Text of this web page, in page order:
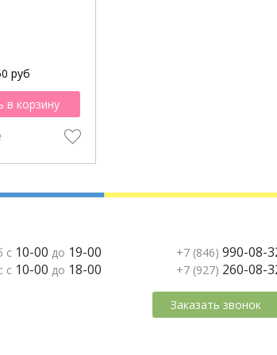
руб
в корзину
с 10-00 до 19-00
с 10-00 до 18-00
+7 (846) 990-08-
+7 (927) 260-08-
Заказать звонок